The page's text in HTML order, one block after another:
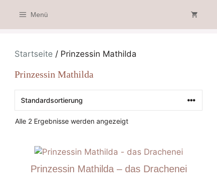
Inhalt
springen
Menü
Startseite / Prinzessin Mathilda
Prinzessin Mathilda
Alle 2 Ergebnisse werden angezeigt
Prinzessin Mathilda – das Drachenei